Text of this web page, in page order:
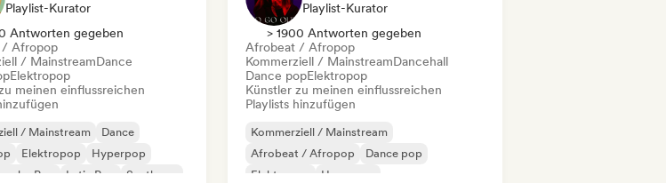
Playlist-Kurator
Antworten gegeben
Afropop
/ MainstreamDance
Elektropop
meinen einflussreichen
/ Mainstream
Dance
Elektropop
Hyperpop
Pop
Latin Pop Synthpop
Playlist-Kurator
> 1900 Antworten gegeben
Afrobeat / Afropop
Kommerziell / MainstreamDancehall
Dance popElektropop
Künstler zu meinen einflussreichen
Playlists hinzufügen
Kommerziell / Mainstream
Afrobeat / Afropop
Dance pop
Elektropop
Hyperpop